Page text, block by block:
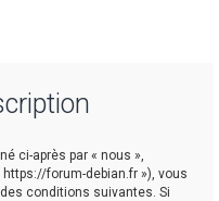
ci-après par « nous »,
https://forum-debian.fr »), vous
conditions suivantes. Si